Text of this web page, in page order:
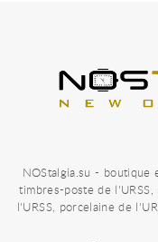
NOStalgia.su - boutique
timbres-poste de l'URSS,
l'URSS, porcelaine de